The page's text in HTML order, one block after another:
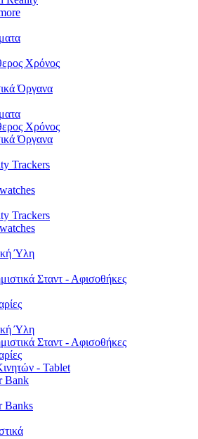
Χρόνος
Όργανα
Χρόνος
Όργανα
Trackers
Trackers
Ύλη
Σταντ - Αφισοθήκες
Ύλη
Σταντ - Αφισοθήκες
- Tablet
Bank
Banks